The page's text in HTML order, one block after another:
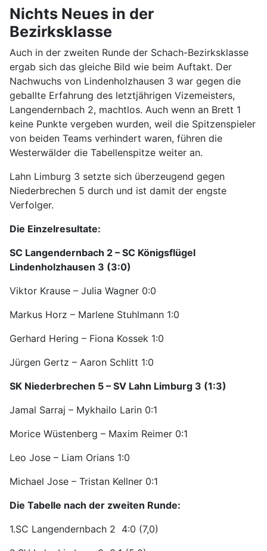
Nichts Neues in der
Bezirksklasse
Auch in der zweiten Runde der Schach-Bezirksklasse
ergab sich das gleiche Bild wie beim Auftakt. Der
Nachwuchs von Lindenholzhausen 3 war gegen die
geballte Erfahrung des letztjährigen Vizemeisters,
Langendernbach 2, machtlos. Auch wenn an Brett 1
keine Punkte vergeben wurden, weil die Spitzenspieler
von beiden Teams verhindert waren, führen die
Westerwälder die Tabellenspitze weiter an.
Lahn Limburg 3 setzte sich überzeugend gegen
Niederbrechen 5 durch und ist damit der engste
Verfolger.
Die Einzelresultate:
SC Langendernbach 2 – SC Königsflügel
Lindenholzhausen 3 (3:0)
Viktor Krause – Julia Wagner 0:0
Markus Horz – Marlene Stuhlmann 1:0
Gerhard Hering – Fiona Kossek 1:0
Jürgen Gertz – Aaron Schlitt 1:0
SK Niederbrechen 5 – SV Lahn Limburg 3 (1:3)
Jamal Sarraj – Mykhailo Larin 0:1
Morice Wüstenberg – Maxim Reimer 0:1
Leo Jose – Liam Orians 1:0
Michael Jose – Tristan Kellner 0:1
Die Tabelle nach der zweiten Runde:
1.SC Langendernbach 2 4:0 (7,0)